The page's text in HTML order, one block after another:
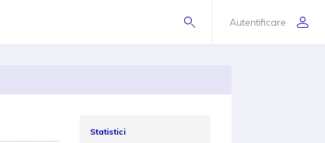
Autentificare
Statistici